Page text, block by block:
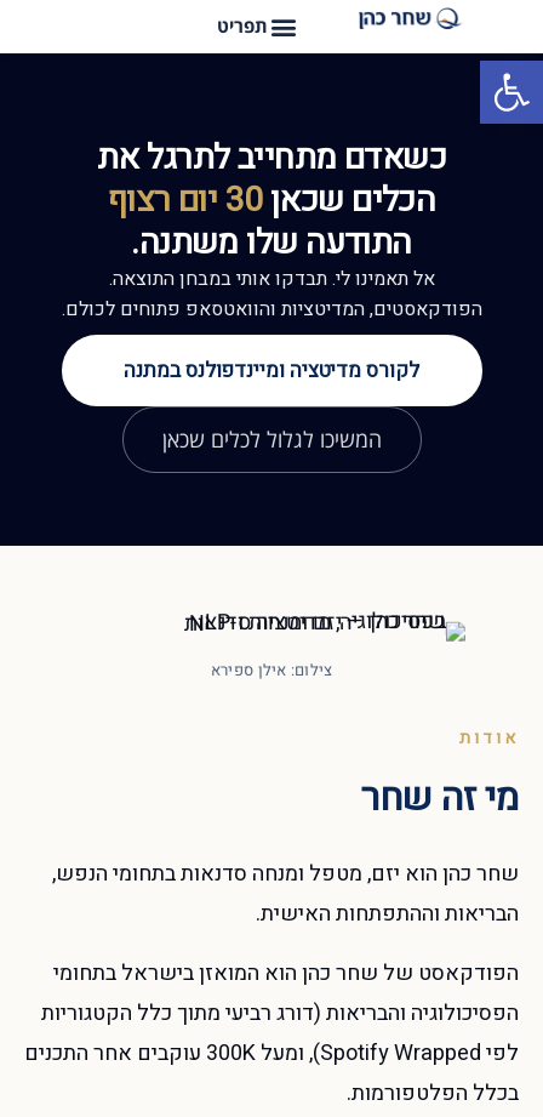
פתח סרגל נגישות
כשאדם מתחייב לתרגל את
הכלים שכאן30 יום רצוף
התודעה שלו משתנה.
אל תאמינו לי. תבדקו אותי במבחן התוצאה.
הפודקאסטים, המדיטציות והוואטסאפ פתוחים לכולם.
לקורס מדיטציה ומיינדפולנס במתנה
המשיכו לגלול לכלים שכאן
אודות
מי זה שחר
שחר כהן הוא יזם, מטפל ומנחה סדנאות בתחומי הנפש,
הבריאות וההתפתחות האישית.
הפודקאסט של שחר כהן הוא המואזן בישראל בתחומי
הפסיכולוגיה והבריאות (דורג רביעי מתוך כלל הקטגוריות
לפי Spotify Wrapped), ומעל 300K עוקבים אחר התכנים
בכלל הפלטפורמות.
צילום: אילן ספירא